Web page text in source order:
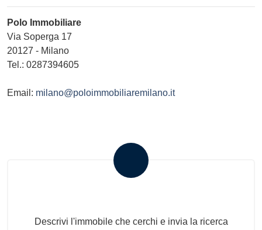
Polo Immobiliare
Via Soperga 17
20127 - Milano
Tel.: 0287394605
Email: milano@poloimmobiliaremilano.it
Descrivi l'immobile che cerchi e invia la ricerca